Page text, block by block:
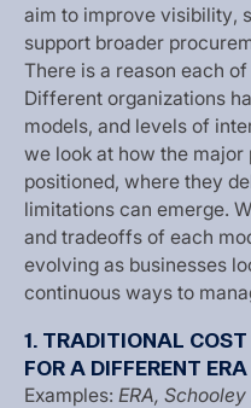
aim to improve visibility, s
support broader procure
There is a reason each of
Different organizations ha
models, and levels of inte
we look at how the major
positioned, where they de
limitations can emerge. W
and tradeoffs of each mo
evolving as businesses lo
continuous ways to mana
1. TRADITIONAL COST
FORA DIFFERENT ERA
Examples: ERA, Schooley